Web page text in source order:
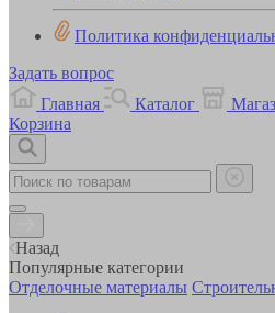
Политика
Задать вопрос
Главная
Каталог
Корзина
Назад
Популярные категории
Отделочные материалы